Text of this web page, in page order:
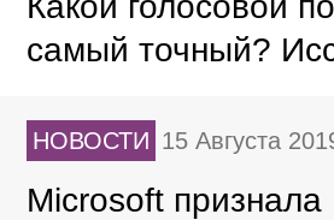
самый точный?
НОВОСТИ 15 Августа
Microsoft признала